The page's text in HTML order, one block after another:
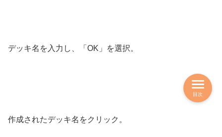
デッキ名を入力し、「OK」を選択。
作成されたデッキ名をクリック。
目次